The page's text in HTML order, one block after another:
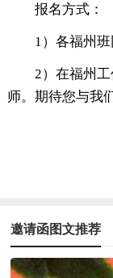
报名方式：
1）各福州
2）在福州
师。期待您与我
邀请函图文推荐